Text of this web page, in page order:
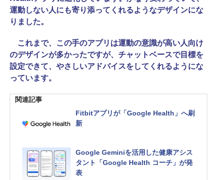
運動しない人にも寄り添ってくれるようなデザインにな
りました。
これまで、この手のアプリは運動の意識が高い人向け
のデザインが多かったですが、チャットベースで目標を
設定できて、やさしいアドバイスをしてくれるようにな
っています。
関連記事
Fitbitアプリが「Google Health」へ刷
新
Google Geminiを活用した健康アシス
タント「Google Health コーチ」が発
表